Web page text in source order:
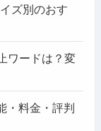
ズ別のおす
ワードは？変
・料金・評判